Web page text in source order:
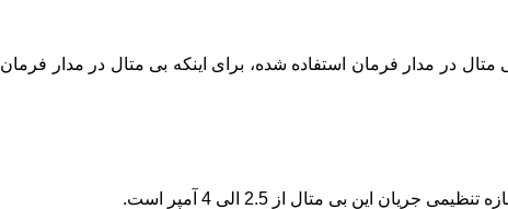
در مدار فرمان استفاده شده، برای اینکه بی متال در مدار فرمان